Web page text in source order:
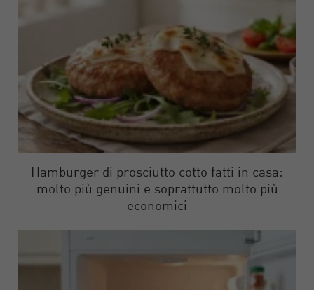
Hamburger di prosciutto cotto fatti in casa:
molto più genuini e soprattutto molto più
economici